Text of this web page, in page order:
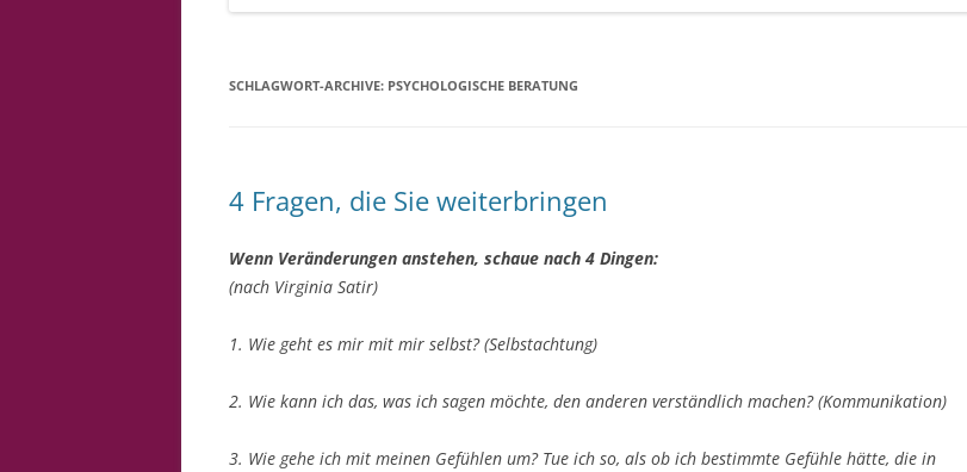
SCHLAGWORT-ARCHIVE: PSYCHOLOGISCHE BERATUNG
4 Fragen, die Sie weiterbringen
Wenn Veränderungen anstehen, schaue nach 4 Dingen:
(nach Virginia Satir)
1. Wie geht es mir mit mir selbst? (Selbstachtung)
2. Wie kann ich das, was ich sagen möchte, den anderen verständlich machen? (Kommunikation)
3. Wie gehe ich mit meinen Gefühlen um? Tue ich so, als ob ich bestimmte Gefühle hätte, die in